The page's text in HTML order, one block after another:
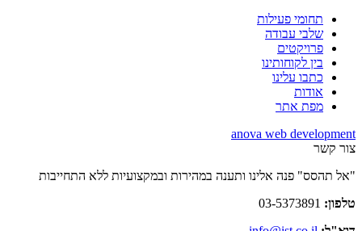
תחומי פעילות
שלבי עבודה
פרויקטים
בין לקוחותינו
כתבו עלינו
אודות
מפת אתר
anova web development
צור קשר
"אל תהסס" פנה אלינו ותענה במהירות ובמקצועיות ללא התחייבות
טלפון: